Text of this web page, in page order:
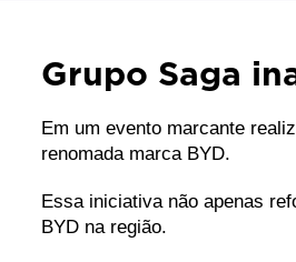
Grupo Saga
Em um evento marcante
renomada marca BYD.
Essa iniciativa não apenas
BYD na região.